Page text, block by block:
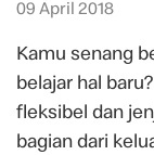
09 April 2018
Kamu senang
belajar hal
fleksibel dan
bagian dari